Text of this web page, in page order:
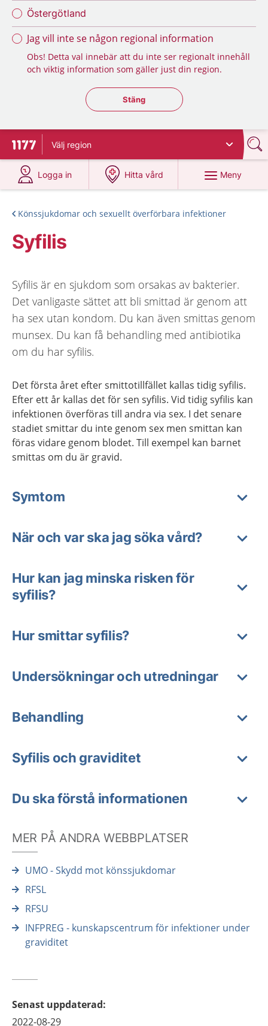
Östergötland
Jag vill inte se någon regional information
Obs! Detta val innebär att du inte ser regionalt innehåll
och viktig information som gäller just din region.
Stäng regionsväljaren
Stäng
Till startsidan för 1177
Välj region
Logga in
på 1177.se
Hitta vård
på 1177.se
Meny
Könssjukdomar och sexuellt överförbara infektioner
Syfilis
Syfilis är en sjukdom som orsakas av bakterier.
Det vanligaste sättet att bli smittad är genom att
ha sex utan kondom. Du kan även smittas genom
munsex. Du kan få behandling med antibiotika
om du har syfilis.
Det första året efter smittotillfället kallas tidig syfilis.
Efter ett år kallas det för sen syfilis. Vid tidig syfilis kan
infektionen överföras till andra via sex. I det senare
stadiet smittar du inte genom sex men smittan kan
föras vidare genom blodet. Till exempel kan barnet
smittas om du är gravid.
Symtom
När och var ska jag söka vård?
Hur kan jag minska risken för
syfilis?
Hur smittar syfilis?
Undersökningar och utredningar
Behandling
Syfilis och graviditet
Du ska förstå informationen
MER PÅ ANDRA WEBBPLATSER
UMO - Skydd mot könssjukdomar
RFSL
RFSU
INFPREG - kunskapscentrum för infektioner under
graviditet
Senast uppdaterad:
2022-08-29